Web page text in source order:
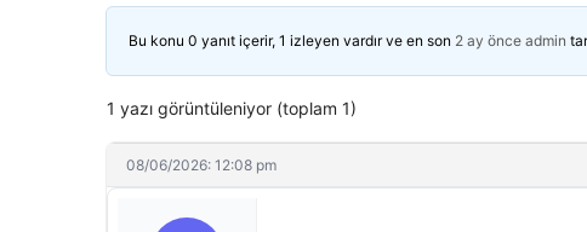
Bu konu 0 yanıt içerir, 1 izleyen vardır ve en son 2 ay önce admin
1 yazı görüntüleniyor (toplam 1)
08/06/2026: 12:08 pm